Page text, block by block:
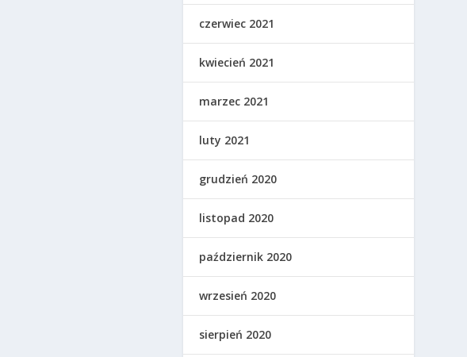
czerwiec 2021
kwiecień 2021
marzec 2021
luty 2021
grudzień 2020
listopad 2020
październik 2020
wrzesień 2020
sierpień 2020